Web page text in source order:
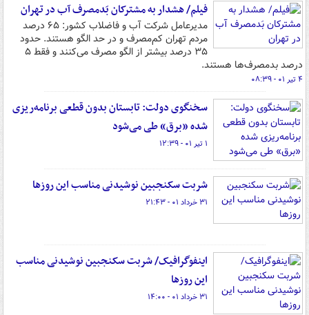
فیلم/ هشدار به مشترکان بَدمصرف‌ آب در تهران
مدیرعامل شرکت آب و فاضلاب کشور: ۶۵ درصد
مردم تهران کم‌مصرف و در حد الگو هستند. حدود
۳۵ درصد بیشتر از الگو مصرف می‌کنند و فقط ۵
درصد بدمصرف‌ها هستند.
۴ تیر ۰۱ - ۰۸:۳۹
سخنگوی دولت: تابستان بدون قطعی برنامه‌ریزی
شده «برق» طی می‌شود
۱ تیر ۰۱ - ۱۲:۳۹
شربت سکنجبین نوشیدنی مناسب این روزها
۳۱ خرداد ۰۱ - ۲۱:۴۳
اینفوگرافیک/ شربت سکنجبین نوشیدنی مناسب
این روزها
۳۱ خرداد ۰۱ - ۱۴:۰۰